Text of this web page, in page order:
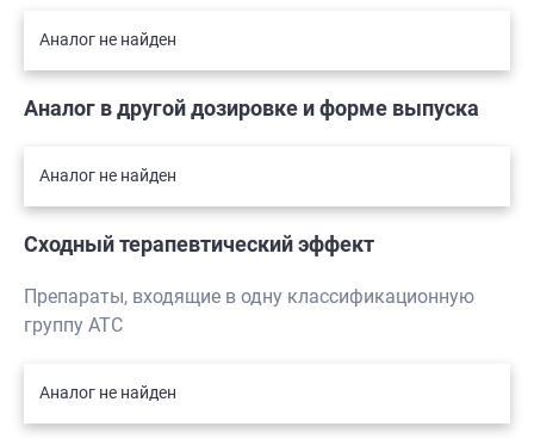
Аналог не найден
Аналог в другой дозировке и форме выпуска
Аналог не найден
Сходный терапевтический эффект
Препараты, входящие в одну классификационную
группу АТС
Аналог не найден